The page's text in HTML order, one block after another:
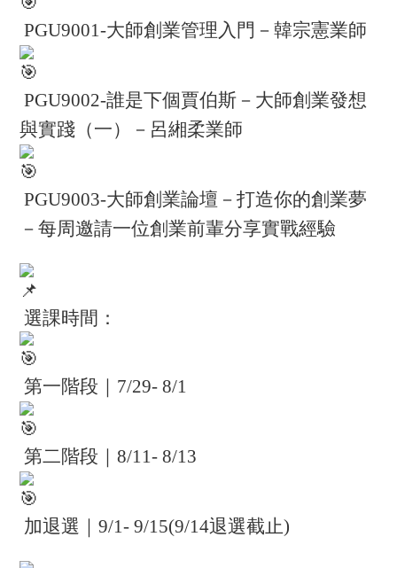
PGU9001-大師創業管理入門 － 韓宗憲業師
PGU9002-誰是下個賈伯斯 － 大師創業發想
與實踐（一）
－ 呂緗柔業師
PGU9003-大師創業論壇－打造你的創業夢
－每周邀請一位創業前輩分享實戰經驗
選課時間：
第一階段｜ 7/29- 8/1
第二階段｜ 8/11- 8/13
加退選｜ 9/1- 9/15(9/14退選截止)